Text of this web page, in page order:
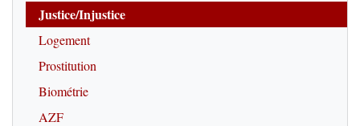
Justice/Injustice
Logement
Prostitution
Biométrie
AZF